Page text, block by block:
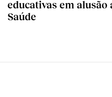
educativas em alusão
Saúde